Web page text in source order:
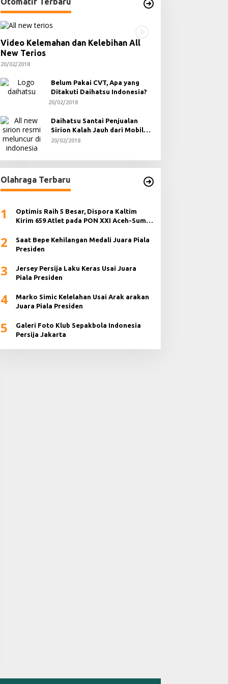
Video Kelemahan dan Kelebihan All
New Terios
20/02/2018
Belum Pakai CVT, Apa yang
Ditakuti Daihatsu Indonesia?
20/02/2018
Daihatsu Santai Penjualan
Sirion Kalah Jauh dari Mobil
LCGC
20/02/2018
Olahraga Terbaru
1
Optimis Raih 5 Besar, Dispora Kaltim
Kirim 659 Atlet pada PON XXI Aceh-Sumut
2
Saat Bepe Kehilangan Medali Juara Piala
Presiden
3
Jersey Persija Laku Keras Usai Juara
Piala Presiden
4
Marko Simic Kelelahan Usai Arak arakan
Juara Piala Presiden
5
Galeri Foto Klub Sepakbola Indonesia
Persija Jakarta